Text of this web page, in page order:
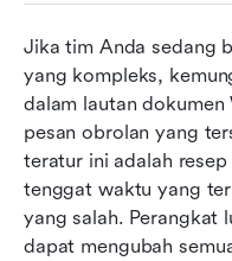
Jika tim Anda sedang
yang kompleks,
dalam lautan
pesan obrolan yang
teratur ini adalah
tenggat waktu yang
yang salah. Perangkat
dapat mengubah
persyaratan
7 alat perangkat
teratas
Yang perlu dicari
manajemen
Kesimpulan